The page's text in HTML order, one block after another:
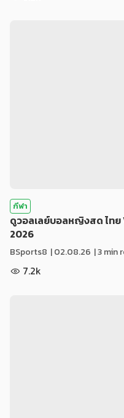
กีฬา
ดูวอลเลย์บอลหญิงสด ไทย
2026
BSports8 |02.08.26 | 3 min
7.2k